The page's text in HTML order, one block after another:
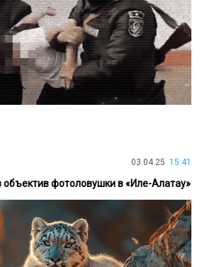
03.04.25 15:41
фотоловушки в «Иле-Алатау»